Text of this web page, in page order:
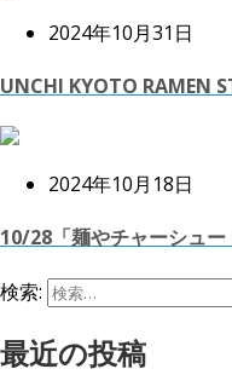
2024年10月31日
UNCHI KYOTO RAMEN
2024年10月18日
10/28「麺やチャーシュ
検索:
最近の投稿